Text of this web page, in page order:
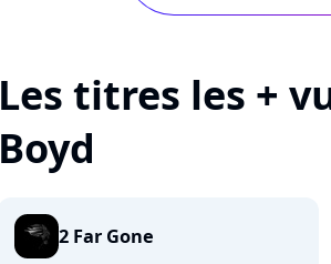
Les titres les +
Boyd
2 Far Gone